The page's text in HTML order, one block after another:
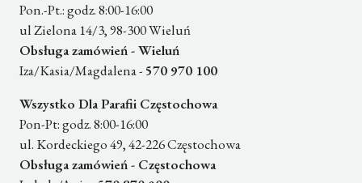
Pon.-Pt.: godz. 8:00-16:00
ul Zielona 14/3, 98-300 Wieluń
Obsługa zamówień - Wieluń
Iza/Kasia/Magdalena - 570 970 100
Wszystko Dla Parafii Częstochowa
Pon-Pt: godz. 8:00-16:00
ul. Kordeckiego 49, 42-226 Częstochowa
Obsługa zamówień - Częstochowa